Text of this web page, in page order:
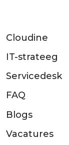
Cloudine
IT-strateeg
Servicedesk
FAQ
Blogs
Vacatures